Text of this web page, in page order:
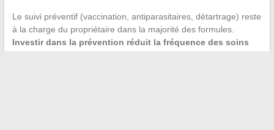
Le suivi préventif (vaccination, antiparasitaires, détartrage) reste
à la charge du propriétaire dans la majorité des formules.
Investir dans la prévention réduit la fréquence des soins